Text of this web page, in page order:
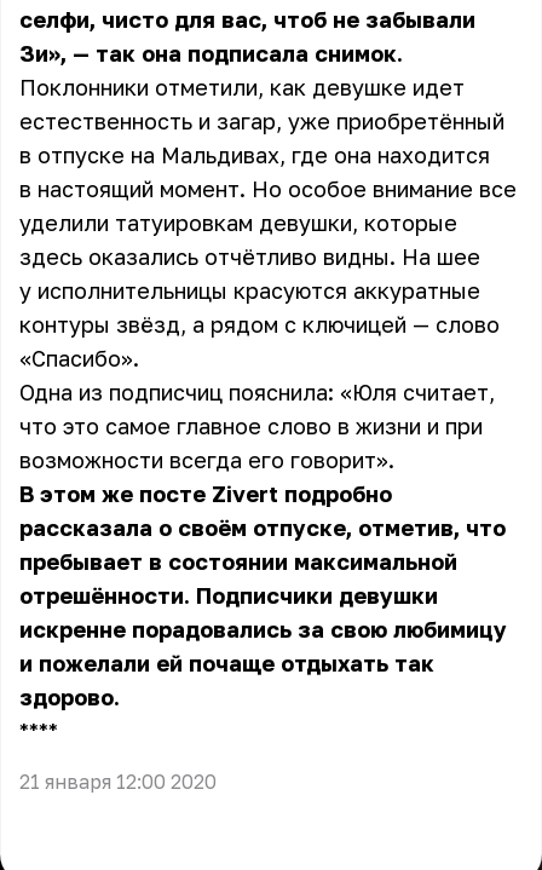
селфи, чисто для вас, чтоб не забывали
Зи», — так она подписала снимок.
Поклонники отметили, как девушке идет
естественность и загар, уже приобретённый
в отпуске на Мальдивах, где она находится
в настоящий момент. Но особое внимание все
уделили татуировкам девушки, которые
здесь оказались отчётливо видны. На шее
у исполнительницы красуются аккуратные
контуры звёзд, а рядом с ключицей — слово
«Спасибо».
Одна из подписчиц пояснила: «Юля считает,
что это самое главное слово в жизни и при
возможности всегда его говорит».
В этом же посте Zivert подробно
рассказала о своём отпуске, отметив, что
пребывает в состоянии максимальной
отрешённости. Подписчики девушки
искренне порадовались за свою любимицу
и пожелали ей почаще отдыхать так
здорово.
** **
21 января 12:00 2020